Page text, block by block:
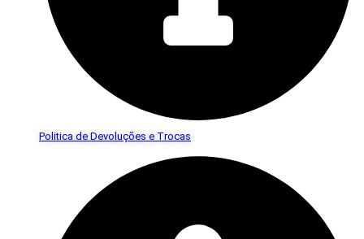
Politica de Devoluções e Trocas